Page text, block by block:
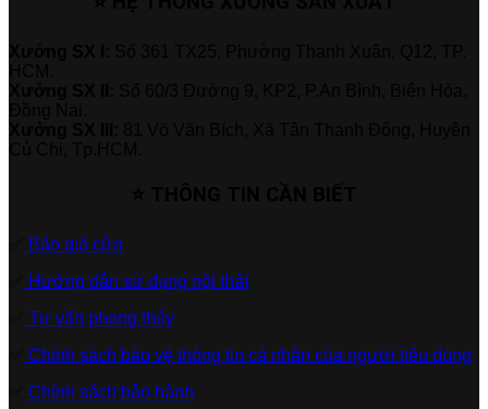
Báo giá cửa
Hướng dẫn sử dụng nội thất
Tư vấn phong thủy
Chính sách bảo vệ thông tin cá nhân của người tiêu dùng
Chính sách bảo hành